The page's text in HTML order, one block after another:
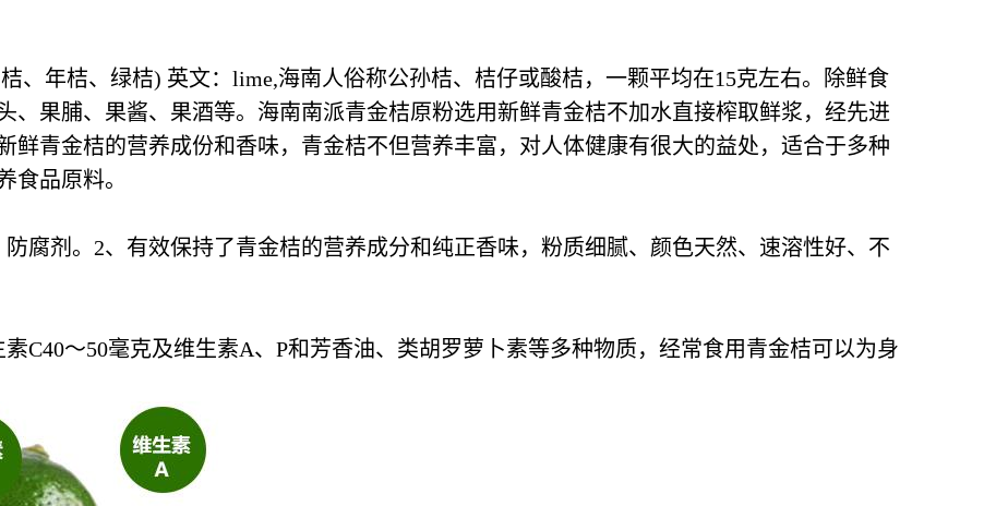
、年桔、绿桔) 英文：lime,海南人俗称公孙桔、桔仔或酸桔，一颗平均在15克左右。除鲜食
、果脯、果酱、果酒等。海南南派青金桔原粉选用新鲜青金桔不加水直接榨取鲜浆，经先进
鲜青金桔的营养成份和香味，青金桔不但营养丰富，对人体健康有很大的益处，适合于多种
食品原料。
腐剂。2、有效保持了青金桔的营养成分和纯正香味，粉质细腻、颜色天然、速溶性好、不
C40～50毫克及维生素A、P和芳香油、类胡罗萝卜素等多种物质，经常食用青金桔可以为身